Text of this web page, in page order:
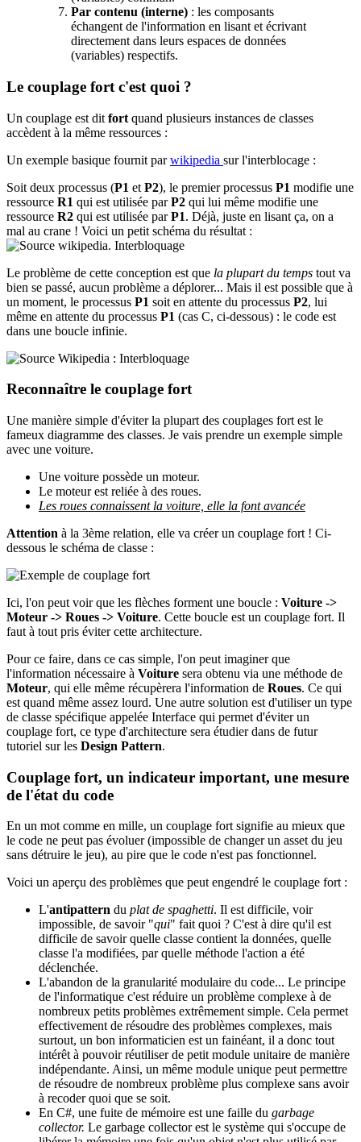
Par contenu (interne) : les composants
échangent de l'information en lisant et écrivant
directement dans leurs espaces de données
(variables) respectifs.
Le couplage fort c'est quoi ?
Un couplage est dit fort quand plusieurs instances de classes
accèdent à la même ressources :
Un exemple basique fournit parwikipedia sur l'interblocage :
Soit deux processus (P1 et P2), le premier processus P1 modifie une
ressource R1 qui est utilisée parP2 qui lui même modifie une
ressource R2 qui est utilisée parP1. Déjà, juste en lisant ça, on a
mal au crane ! Voici un petit schéma du résultat :
Le problème de cette conception est que la plupart du temps tout va
bien se passé, aucun problème a déplorer... Mais il est possible que à
un moment, le processus P1 soit en attente du processus P2, lui
même en attente du processus P1 (cas C, ci-dessous) : le code est
dans une boucle infinie.
Reconnaître le couplage fort
Une manière simple d'éviter la plupart des couplages fort est le
fameux diagramme des classes. Je vais prendre un exemple simple
avec une voiture.
Une voiture possède un moteur.
Le moteur est reliée à des roues.
Les roues connaissent la voiture, elle la font avancée
Attention à la 3ème relation, elle va créer un couplage fort ! Ci-
dessous le schéma de classe :
Ici, l'on peut voir que les flèches forment une boucle : Voiture ->
Moteur -> Roues -> Voiture. Cette boucle est un couplage fort. Il
faut à tout pris éviter cette architecture.
Pour ce faire, dans ce cas simple, l'on peut imaginer que
l'information nécessaire à Voiture sera obtenu via une méthode de
Moteur, qui elle même récupèrera l'information de Roues. Ce qui
est quand même assez lourd. Une autre solution est d'utiliser un type
de classe spécifique appelée Interface qui permet d'éviter un
couplage fort, ce type d'architecture sera étudier dans de futur
tutoriel sur les Design Pattern.
Couplage fort, un indicateur important, une mesure
de l'état du code
En un mot comme en mille, un couplage fort signifie au mieux que
le code ne peut pas évoluer (impossible de changer un asset du jeu
sans détruire le jeu), au pire que le code n'est pas fonctionnel.
Voici un aperçu des problèmes que peut engendré le couplage fort :
L'antipattern du plat de spaghetti. Il est difficile, voir
impossible, de savoir "qui" fait quoi ? C'est à dire qu'il est
difficile de savoir quelle classe contient la données, quelle
classe l'a modifiées, par quelle méthode l'action a été
déclenchée.
L'abandon de la granularité modulaire du code... Le principe
de l'informatique c'est réduire un problème complexe à de
nombreux petits problèmes extrêmement simple. Cela permet
effectivement de résoudre des problèmes complexes, mais
surtout, un bon informaticien est un fainéant, il a donc tout
intérêt à pouvoir réutiliser de petit module unitaire de manière
indépendante. Ainsi, un même module unique peut permettre
de résoudre de nombreux problème plus complexe sans avoir
à recoder quoi que se soit.
En C#, une fuite de mémoire est une faille du garbage
collector. Le garbage collector est le système qui s'occupe de